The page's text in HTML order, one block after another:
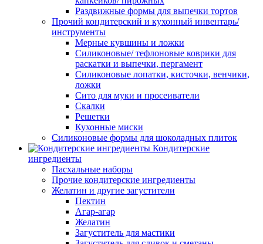
Раздвижные формы для выпечки тортов
Прочий кондитерский и кухонный инвентарь/
инструменты
Мерные кувшины и ложки
Силиконовые/ тефлоновые коврики для
раскатки и выпечки, пергамент
Силиконовые лопатки, кисточки, венчики,
ложки
Сито для муки и просеиватели
Скалки
Решетки
Кухонные миски
Силиконовые формы для шоколадных плиток
Кондитерские
ингредиенты
Пасхальные наборы
Прочие кондитерские ингредиенты
Желатин и другие загустители
Пектин
Агар-агар
Желатин
Загуститель для мастики